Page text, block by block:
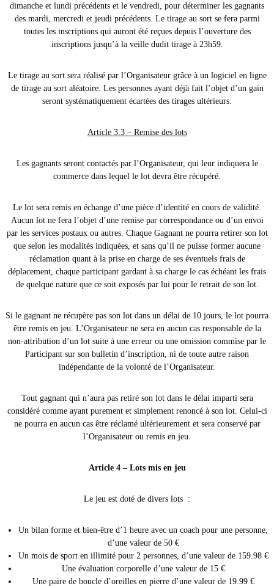
dimanche et lundi précédents et le vendredi, pour déterminer les gagnants
des mardi, mercredi et jeudi précédents. Le tirage au sort se fera parmi
toutes les inscriptions qui auront été reçues depuis l’ouverture des
inscriptions jusqu’à la veille dudit tirage à 23h59.
Le tirage au sort sera réalisé par l’Organisateur grâce à un logiciel en ligne
de tirage au sort aléatoire. Les personnes ayant déjà fait l’objet d’un gain
seront systématiquement écartées des tirages ultérieurs.
Article 3.3 – Remise des lots
Les gagnants seront contactés par l’Organisateur, qui leur indiquera le
commerce dans lequel le lot devra être récupéré.
Le lot sera remis en échange d’une pièce d’identité en cours de validité.
Aucun lot ne fera l’objet d’une remise par correspondance ou d’un envoi
par les services postaux ou autres. Chaque Gagnant ne pourra retirer son lot
que selon les modalités indiquées, et sans qu’il ne puisse former aucune
réclamation quant à la prise en charge de ses éventuels frais de
déplacement, chaque participant gardant à sa charge le cas échéant les frais
de quelque nature que ce soit exposés par lui pour le retrait de son lot.
Si le gagnant ne récupère pas son lot dans un délai de 10 jours, le lot pourra
être remis en jeu. L’Organisateur ne sera en aucun cas responsable de la
non-attribution d’un lot suite à une erreur ou une omission commise par le
Participant sur son bulletin d’inscription, ni de toute autre raison
indépendante de la volonté de l’Organisateur.
Tout gagnant qui n’aura pas retiré son lot dans le délai imparti sera
considéré comme ayant purement et simplement renoncé à son lot. Celui-ci
ne pourra en aucun cas être réclamé ultérieurement et sera conservé par
l’Organisateur ou remis en jeu.
Article 4 – Lots mis en jeu
Le jeu est doté de divers lots :
Un bilan forme et bien-être d’1 heure avec un coach pour une personne,
d’une valeur de 50 €
Un mois de sport en illimité pour 2 personnes, d’une valeur de 159.98 €
Une évaluation corporelle d’une valeur de 15 €
Une paire de boucle d’oreilles en pierre d’une valeur de 19.99 €